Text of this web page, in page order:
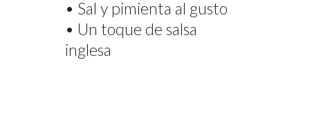
• Sal y pimienta al gusto
• Un toque de salsa
inglesa